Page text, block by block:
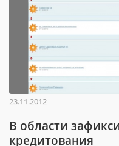
23.11.2012
В области
кредитования